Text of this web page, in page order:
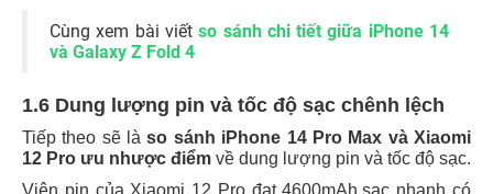
Cùng xem bài viếtso sánh chi tiết giữa iPhone 14
và Galaxy Z Fold 4
1.6 Dung lượng pin và tốc độ sạc chênh lệch
Tiếp theo sẽ làso sánh iPhone 14 Pro Max và Xiaomi
12 Pro ưu nhược điểm về dung lượng pin và tốc độ sạc.